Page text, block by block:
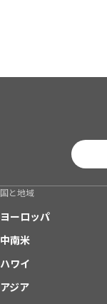
国と地域
ヨーロッパ
中南米
ハワイ
アジア